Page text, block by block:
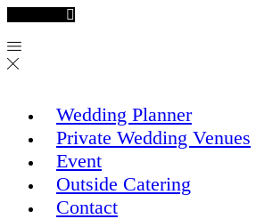
Wedding Planner
Private Wedding Venues
Event
Outside Catering
Contact